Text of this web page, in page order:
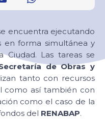
encuentra ejecutando
en forma simultánea y
Ciudad. Las tareas se
de Obras y
tanto con recursos
como así también con
como el caso de la
del RENABAP.